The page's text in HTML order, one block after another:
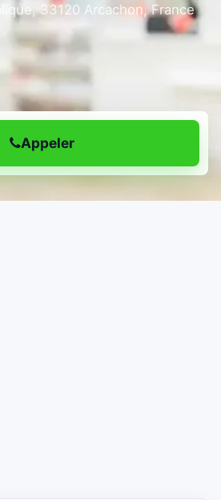
33120 Arcachon, France
Appeler